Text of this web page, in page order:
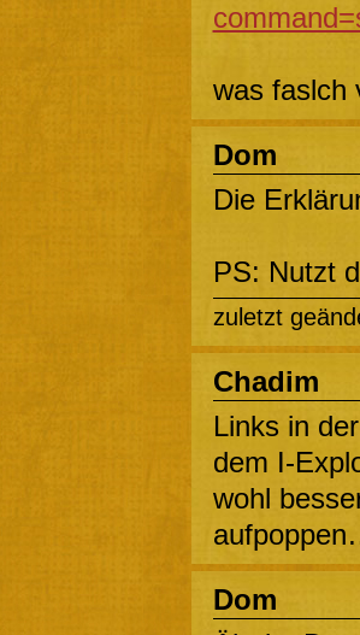
was faslch
Dom
Die
PS: Nutzt
zuletzt
Chadim
Links in
dem I-
wohl
Dom